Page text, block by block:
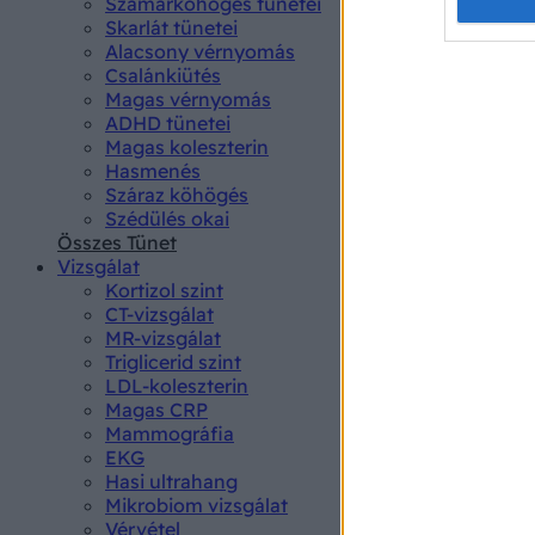
Skarlát tünetei
Alacsony vérnyomás
Csalánkiütés
Magas vérnyomás
ADHD tünetei
Magas koleszterin
Hasmenés
Száraz köhögés
Szédülés okai
Összes Tünet
Vizsgálat
Kortizol szint
CT-vizsgálat
MR-vizsgálat
Triglicerid szint
LDL-koleszterin
Magas CRP
Mammográfia
EKG
Hasi ultrahang
Mikrobiom vizsgálat
Vérvétel